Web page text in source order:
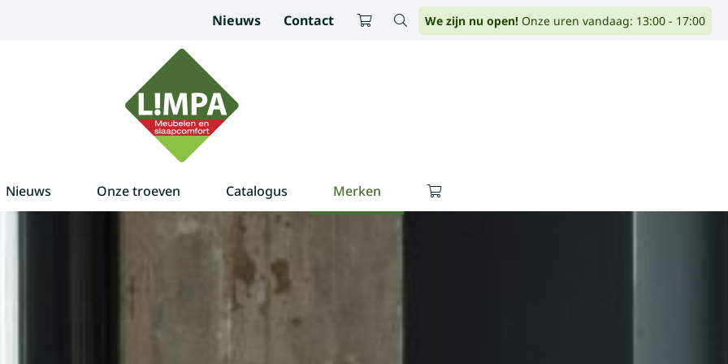
Nieuws Contact We zijn nu open! Onze uren vandaag: 13:00 - 17:00
Nieuws Onze troeven Catalogus Merken